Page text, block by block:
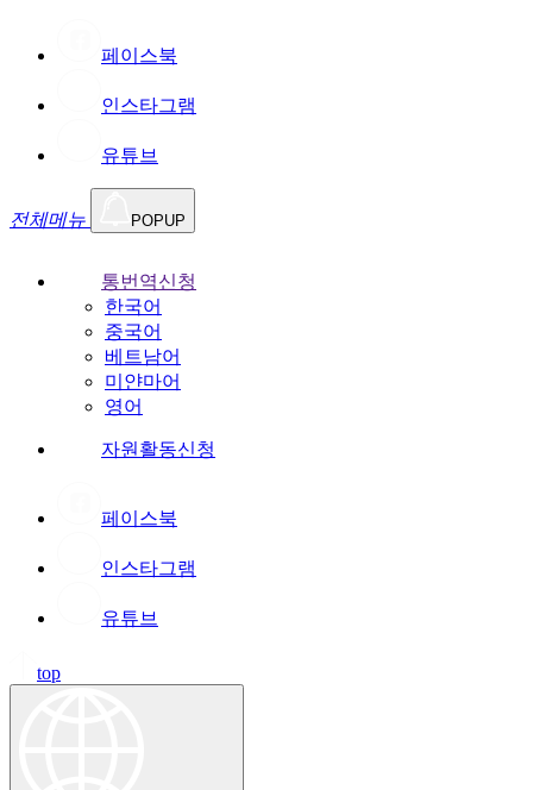
페이스북
인스타그램
유튜브
전체메뉴 POPUP
통번역신청
한국어
중국어
베트남어
미얀마어
영어
자원활동신청
페이스북
인스타그램
유튜브
top